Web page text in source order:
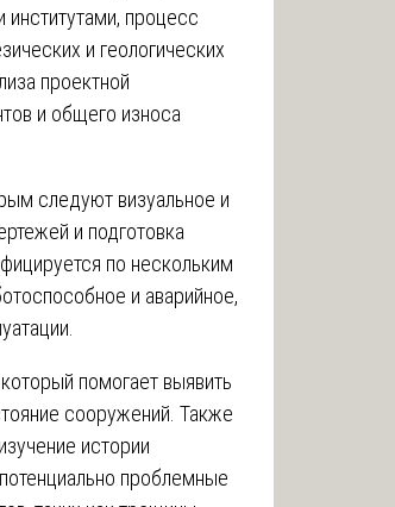
процесс
и геологических
проектной
и общего износа
следуют визуальное и
и подготовка
по нескольким
и аварийное,
помогает выявить
сооружений. Также
истории
проблемные